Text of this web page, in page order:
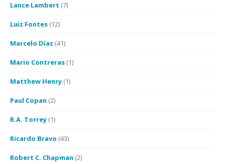
Lance Lambert (7)
Luiz Fontes (12)
Marcelo Díaz (41)
Mario Contreras (1)
Matthew Henry (1)
Paul Copan (2)
R.A. Torrey (1)
Ricardo Bravo (43)
Robert C. Chapman (2)